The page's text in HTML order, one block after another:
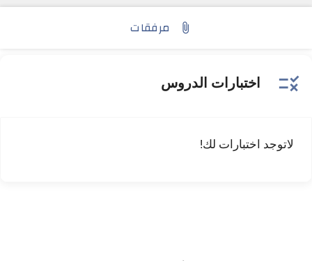
attach_file
rule اختبارات الدروس
لاتوجد اختبارات لك!